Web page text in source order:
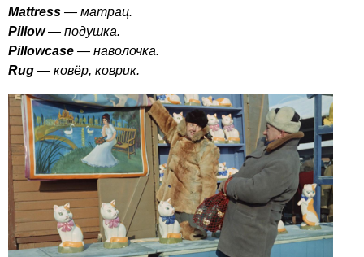
Mattress — матрац.
Pillow— подушка.
Pillowcase — наволочка.
Rug — ковёр, коврик.